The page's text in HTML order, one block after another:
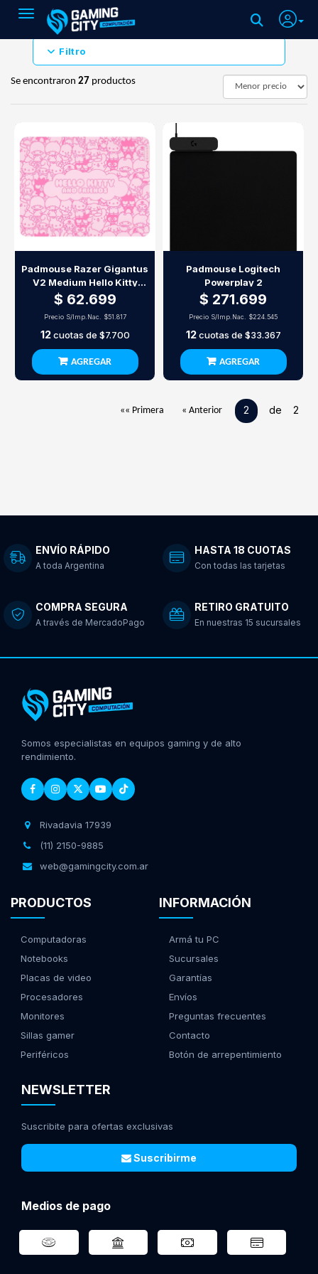
Toggle navigation
Filtro
Se encontraron 27 productos
Padmouse Razer Gigantus
V2 Medium Hello Kitty
Edition
$ 62.699
Precio S/Imp.Nac. $51.817
12cuotas de $7.700
AGREGAR
Padmouse Logitech
Powerplay 2
$ 271.699
Precio S/Imp.Nac. $224.545
12cuotas de $33.367
AGREGAR
«« Primera « Anterior 2 de 2
ENVÍO RÁPIDO
A toda Argentina
HASTA 18 CUOTAS
Con todas las tarjetas
COMPRA SEGURA
A través de MercadoPago
RETIRO GRATUITO
En nuestras 15 sucursales
Somos especialistas en equipos gaming y de alto
rendimiento.
Rivadavia 17939
(11) 2150-9885
web@gamingcity.com.ar
PRODUCTOS
Computadoras
Notebooks
Placas de video
Procesadores
Monitores
Sillas gamer
Periféricos
INFORMACIÓN
Armá tu PC
Sucursales
Garantías
Envíos
Preguntas frecuentes
Contacto
Botón de arrepentimiento
NEWSLETTER
Suscribite para ofertas exclusivas
Suscribirme
Medios de pago